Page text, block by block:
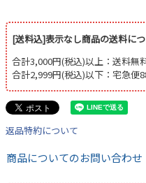
[送料込]表示なし商品の送料に
合計3,000円(税込)以上：送料無
合計2,999円(税込)以下：宅急便
返品特約について
商品についてのお問い合わせ